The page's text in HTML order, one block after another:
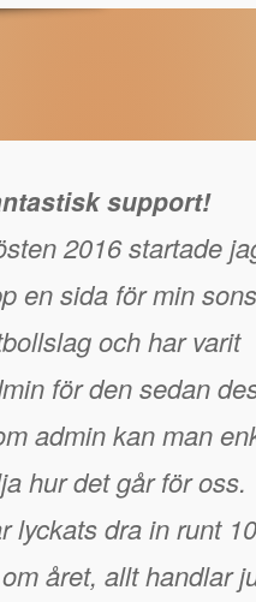
support!
2016 startade
en sida för min sons
och har varit
för den sedan
admin kan man
hur det går för oss.
lyckats dra in runt
året, allt handlar